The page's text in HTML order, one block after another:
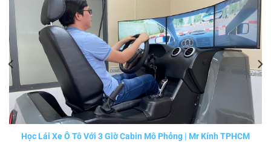
Học Lái Xe Ô Tô Với 3 Giờ Cabin Mô Phỏng | Mr Kính TPHCM